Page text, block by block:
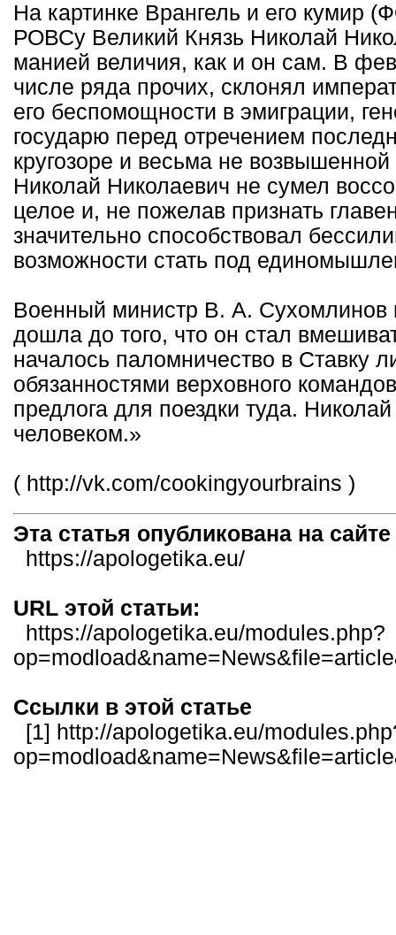
На картинке Врангель и его
РОВСу Великий Князь Николай
манией величия, как и он сам. В
числе ряда прочих, склонял
его беспомощности в эмиграции,
государю перед отречением
кругозоре и весьма не
Николай Николаевич не сумел
целое и, не пожелав признать
значительно способствовал
возможности стать под
Военный министр В. А. Сухомлинов
дошла до того, что он стал
началось паломничество в Ставку
обязанностями верховного
предлога для поездки туда.
человеком.»
( http://vk.com/cookingyourbrains )
Эта статья опубликована на
https://apologetika.eu/
URL этой статьи:
https://apologetika.eu/modules.php?
Ссылки в этой статье
[1] http://apologetika.eu/